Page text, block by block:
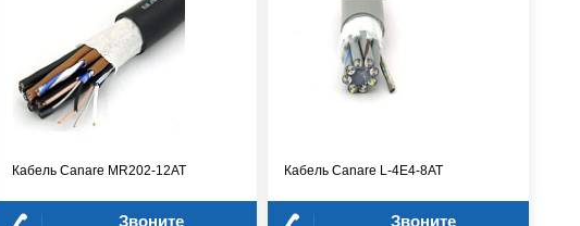
Кабель Canare MR202-12AT
Звоните
Кабель Canare L-4E4-8AT
Звоните